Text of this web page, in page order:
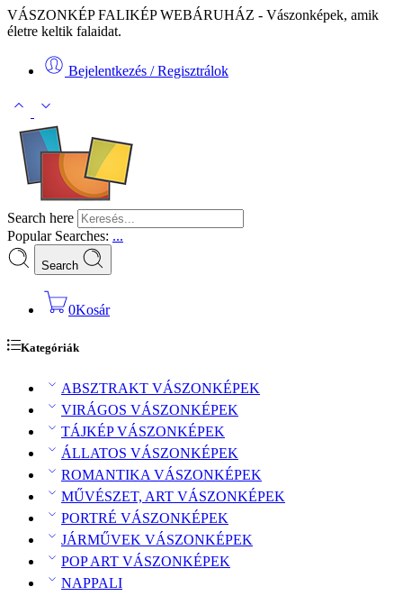
VÁSZONKÉP FALIKÉP WEBÁRUHÁZ - Vászonképek, amik
életre keltik falaidat.
Bejelentkezés / Regisztrálok
Search here
Popular Searches: ...
Search
0Kosár
Kategóriák
ABSZTRAKT VÁSZONKÉPEK
VIRÁGOS VÁSZONKÉPEK
TÁJKÉP VÁSZONKÉPEK
ÁLLATOS VÁSZONKÉPEK
ROMANTIKA VÁSZONKÉPEK
MŰVÉSZET, ART VÁSZONKÉPEK
PORTRÉ VÁSZONKÉPEK
JÁRMŰVEK VÁSZONKÉPEK
POP ART VÁSZONKÉPEK
NAPPALI